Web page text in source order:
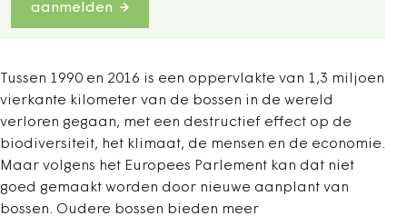
aanmelden
Tussen 1990 en 2016 is een oppervlakte van 1,3 miljoen
vierkante kilometer van de bossen in de wereld
verloren gegaan, met een destructief effect op de
biodiversiteit, het klimaat, de mensen en de economie.
Maar volgens het Europees Parlement kan dat niet
goed gemaakt worden door nieuwe aanplant van
bossen. Oudere bossen bieden meer